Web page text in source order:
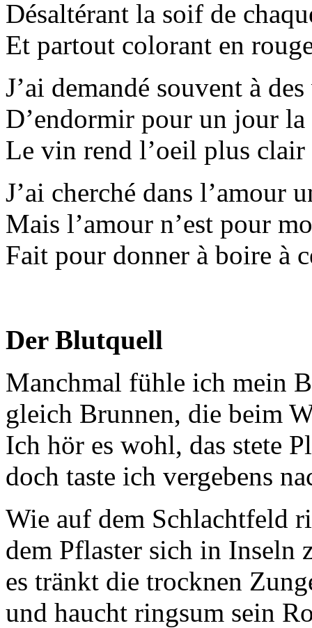
Désaltérant la soif de
Et partout colorant en
J’ai demandé souvent à
D’endormir pour un jour
Le vin rend l’oeil plus
J’ai cherché dans l’amour
Mais l’amour n’est pour
Fait pour donner à boire à
Der Blutquell
Manchmal fühle ich mein
gleich Brunnen, die beim
Ich hör es wohl, das stete
doch taste ich vergebens
Wie auf dem Schlachtfeld
dem Pflaster sich in Inseln
es tränkt die trocknen
und haucht ringsum sein